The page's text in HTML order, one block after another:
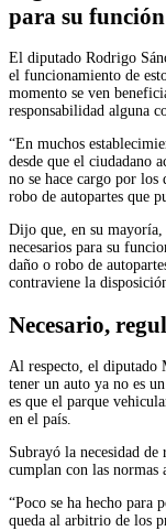
para su función
El diputado Rodrigo
el funcionamiento de
momento se ven
responsabilidad alguna
“En muchos
desde que el ciudadano
no se hace cargo por los
robo de autopartes que
Dijo que, en su mayoría,
necesarios para su
daño o robo de
contraviene la
Necesario,
Al respecto, el diputado
tener un auto ya no es
es que el parque
en el país.
Subrayó la necesidad
cumplan con las normas
“Poco se ha hecho para
queda al arbitrio de los